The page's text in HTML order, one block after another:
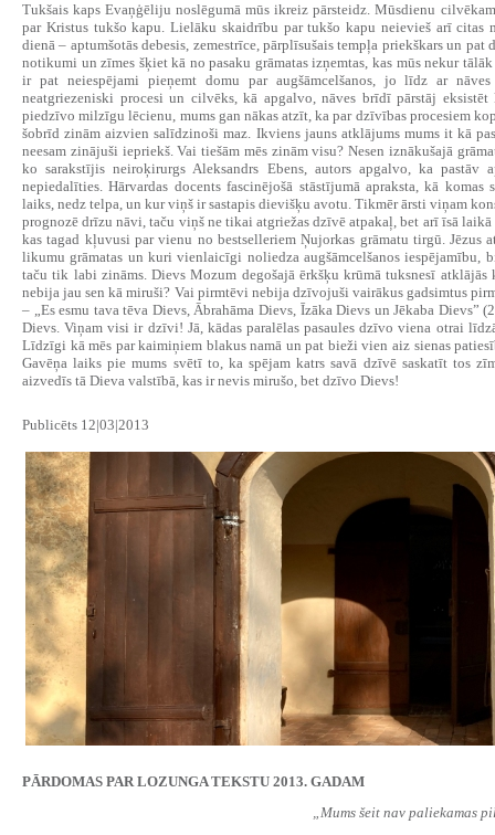
Tukšais kaps Evaņģēliju noslēgumā mūs ikreiz pārsteidz. Mūsdienu
par Kristus tukšo kapu. Lielāku skaidrību par tukšo kapu neievieš arī citas
dienā – aptumšotās debesis, zemestrīce, pārplīsušais tempļa priekškars un pat
notikumi un zīmes šķiet kā no pasaku grāmatas izņemtas, kas mūs nekur
ir pat neiespējami pieņemt domu par augšāmcelšanos, jo līdz ar
neatgriezeniski procesi un cilvēks, kā apgalvo, nāves brīdī pārstāj
piedzīvo milzīgu lēcienu, mums gan nākas atzīt, ka par dzīvības procesiem
šobrīd zinām aizvien salīdzinoši maz. Ikviens jauns atklājums mums it kā
neesam zinājuši iepriekš. Vai tiešām mēs zinām visu? Nesen iznākušajā
ko sarakstījis neiroķirurgs Aleksandrs Ebens, autors apgalvo, ka pastāv
nepiedalīties. Hārvardas docents fascinējošā stāstījumā apraksta, kā
laiks, nedz telpa, un kur viņš ir sastapis dievišķu avotu. Tikmēr ārsti viņam
prognozē drīzu nāvi, taču viņš ne tikai atgriežas dzīvē atpakaļ, bet arī īsā
kas tagad kļuvusi par vienu no bestselleriem Ņujorkas grāmatu tirgū.
likumu grāmatas un kuri vienlaicīgi noliedza augšāmcelšanos
taču tik labi zināms. Dievs Mozum degošajā ērkšķu krūmā tuksnesī
nebija jau sen kā miruši? Vai pirmtēvi nebija dzīvojuši vairākus gadsimtus
– „Es esmu tava tēva Dievs, Ābrahāma Dievs, Īzāka Dievs un Jēkaba
Dievs. Viņam visi ir dzīvi! Jā, kādas paralēlas pasaules dzīvo viena otrai
Līdzīgi kā mēs par kaimiņiem blakus namā un pat bieži vien aiz sienas
Gavēņa laiks pie mums svētī to, ka spējam katrs savā dzīvē saskatīt tos
aizvedīs tā Dieva valstībā, kas ir nevis mirušo, bet dzīvo Dievs!
Publicēts 12|03|2013
PĀRDOMAS PAR LOZUNGA TEKSTU 2013. GADAM
„Mums šeit nav paliekamas